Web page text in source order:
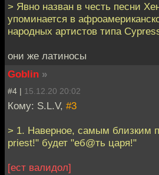
> Явно назван в честь песни
упоминается в
народных артистов типа
они же латиносы
Goblin »
#4 | 15.12.20 20:02
Кому: S.L.V, #3
> 1. Наверное, самым близким
priest!" будет "еб@ть царя!"
[ест валидол]